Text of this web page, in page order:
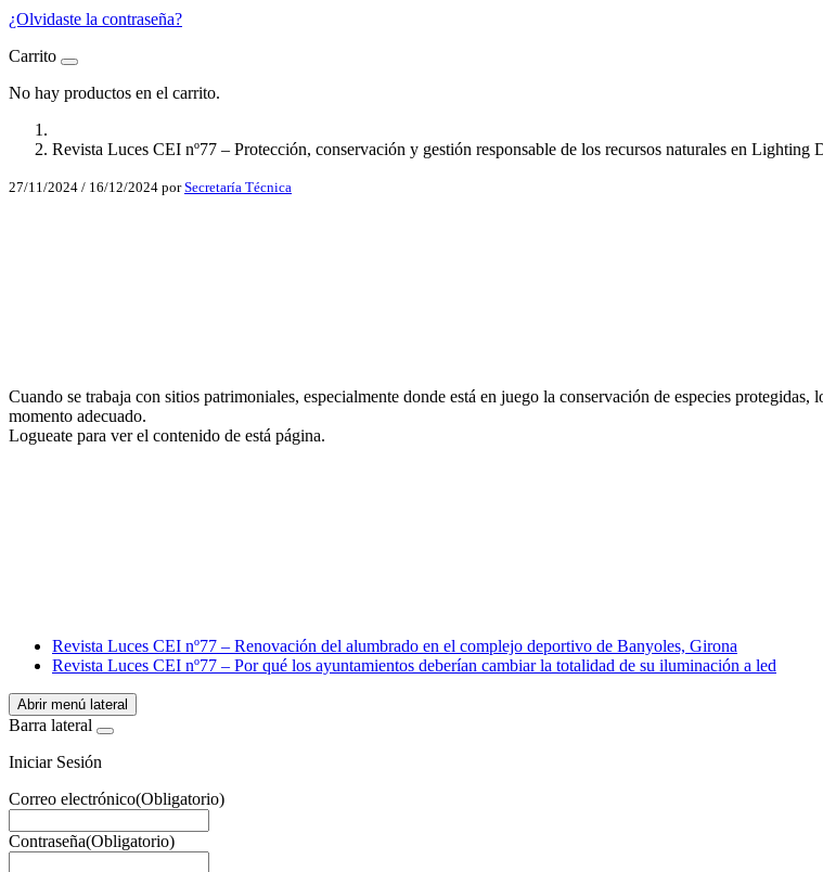
¿Olvidaste la contraseña?
Carrito
No hay productos en el carrito.
Revista Luces CEI nº77 – Protección, conservación y gestión responsable de los recursos naturales en Lighting
27/11/2024 / 16/12/2024 porSecretaría Técnica
WhatsApp
Cuando se trabaja con sitios patrimoniales, especialmente donde está en juego la conservación de especies
momento adecuado.
Logueate para ver el contenido de está página.
WhatsApp
Revista Luces CEI nº77 – Renovación del alumbrado en el complejo deportivo de Banyoles, Girona
Revista Luces CEI nº77 – Por qué los ayuntamientos deberían cambiar la totalidad de su iluminación a led
Abrir menú lateral
Barra lateral
Iniciar Sesión
Correo electrónico(Obligatorio)
Contraseña(Obligatorio)